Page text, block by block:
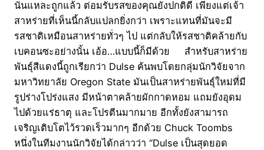
นั่นแหละถูกแล้ว ต่อมรับรสของคุณยังปกติดี เพียงแต่เจ้า
สาหร่ายที่เห็นนี้กลับแปลกยิ่งกว่า เพราะแทนที่มันจะมี
รสชาติเหมือนสาหร่ายทั่วๆ ไป แต่กลับให้รสชาติคล้ายกับ
เบคอนซะอย่างนั้น เอ้อ…แบบนี้ก็มีด้วย สำหรับสาหร่าย
พันธุ์สีแดงนี้ถูกเรียกว่า Dulse ค้นพบโดยกลุ่มนักวิจัยจาก
มหาวิทยาลัย Oregon State มันเป็นสาหร่ายพันธุ์ใหม่ที่มี
รูปร่างโปร่งแสง มีหน้าตาคล้ายผักกาดหอม แถมยังอุดม
ไปด้วยแร่ธาตุ และโปรตีนมากมาย อีกทั้งยังสามารถ
เจริญเติบโตไว้รวดเร็วมากๆ อีกด้วย Chuck Toombs
หนึ่งในทีมงานนักวิจัยได้กล่าวว่า “Dulse เป็นสุดยอด